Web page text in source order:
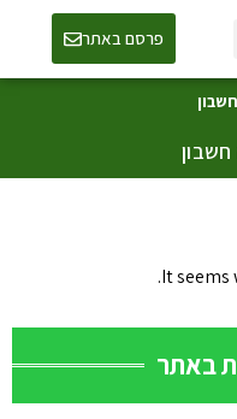
פרסם באתר
It seems
באתר